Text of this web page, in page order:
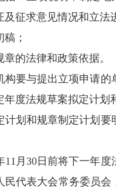
府法制机构组织的
府委托的法规草案
的由本单位起草的
案拟定和规章制
政部门另行制定。
法制机构要于每年
织，征集下一年